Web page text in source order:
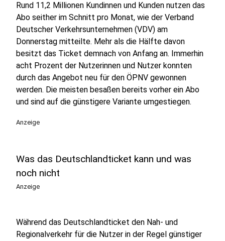
Rund 11,2 Millionen Kundinnen und Kunden nutzen das
Abo seither im Schnitt pro Monat, wie der Verband
Deutscher Verkehrsunternehmen (VDV) am
Donnerstag mitteilte. Mehr als die Hälfte davon
besitzt das Ticket demnach von Anfang an. Immerhin
acht Prozent der Nutzerinnen und Nutzer konnten
durch das Angebot neu für den ÖPNV gewonnen
werden. Die meisten besaßen bereits vorher ein Abo
und sind auf die günstigere Variante umgestiegen.
Anzeige
Was das Deutschlandticket kann und was
noch nicht
Anzeige
Während das Deutschlandticket den Nah- und
Regionalverkehr für die Nutzer in der Regel günstiger